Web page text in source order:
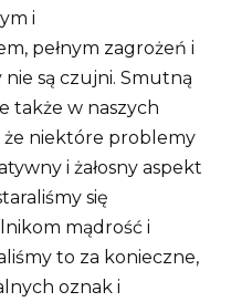
i
pełnym zagrożeń i
są czujni. Smutną
także w naszych
że niektóre problemy
i żałosny aspekt
się
mądrość i
to za konieczne,
oznak i